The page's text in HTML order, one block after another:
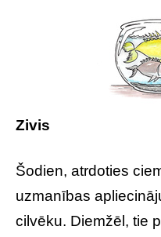
Zivis
Šodien, atrdoties
uzmanības
cilvēku. Diemžēl, tie